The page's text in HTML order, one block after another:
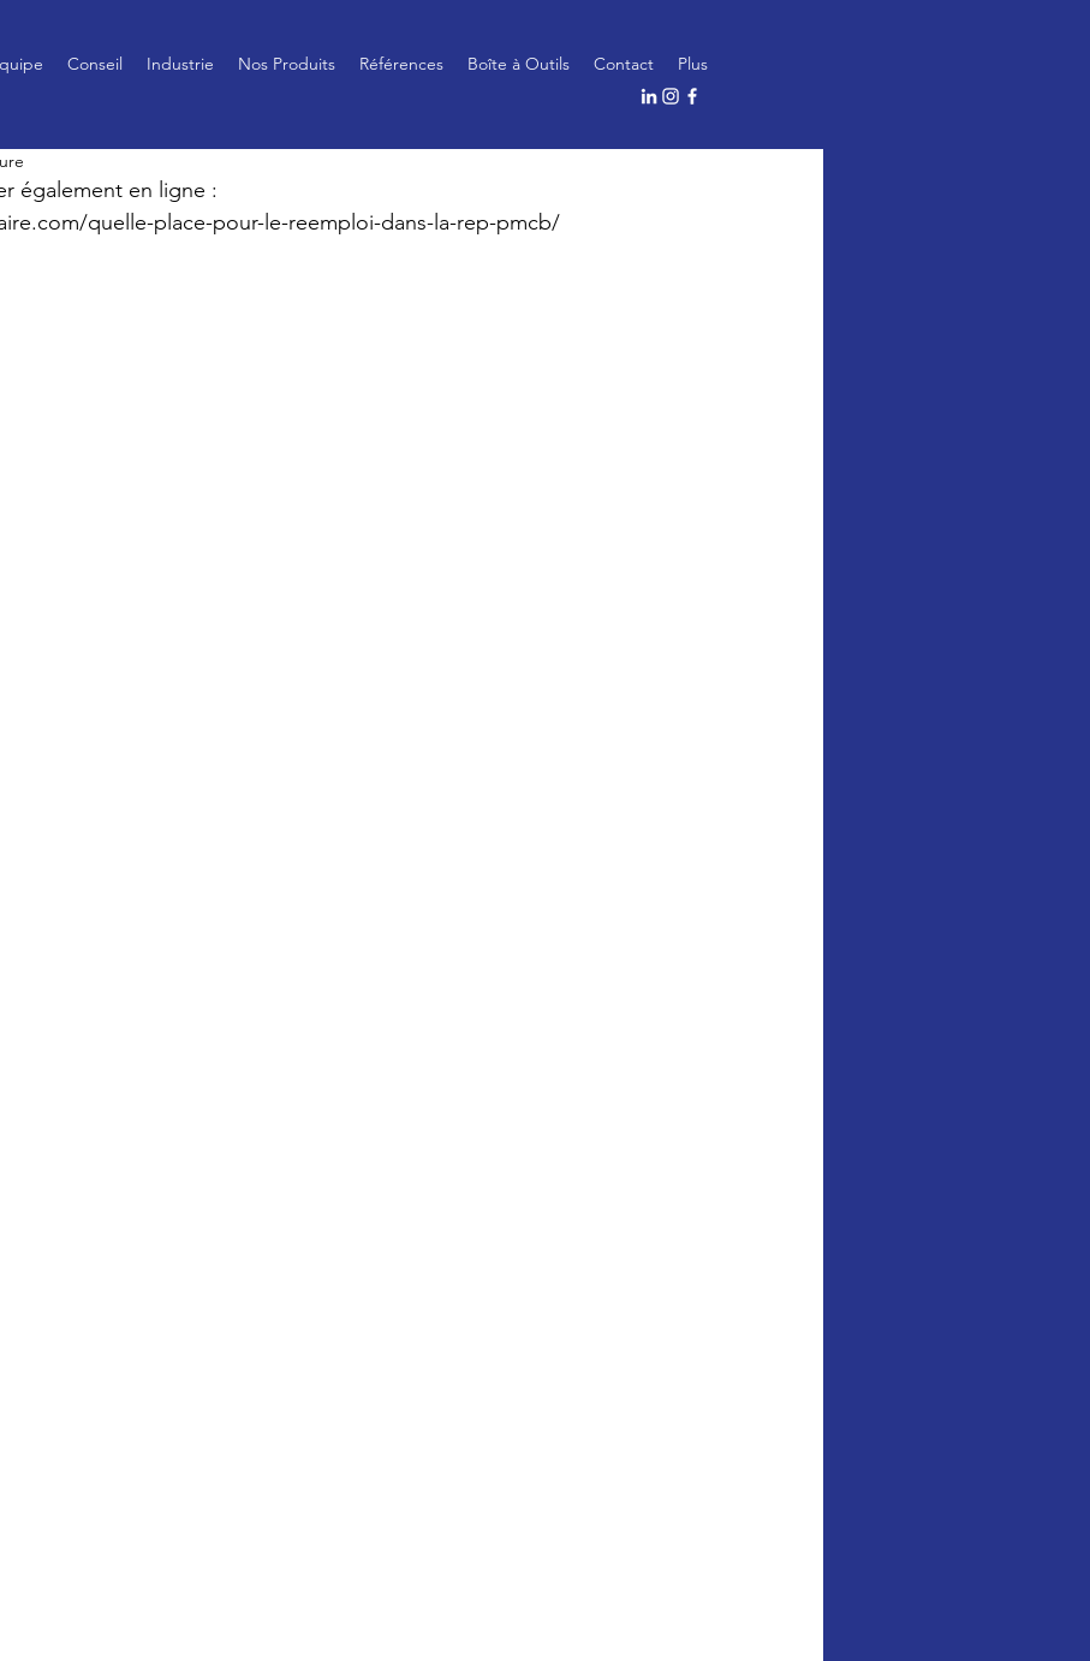
Conseil Industrie Nos Produits Références Boîte à Outils Contact Plus
également en ligne :
quelle-place-pour-le-reemploi-dans-la-rep-pmcb/